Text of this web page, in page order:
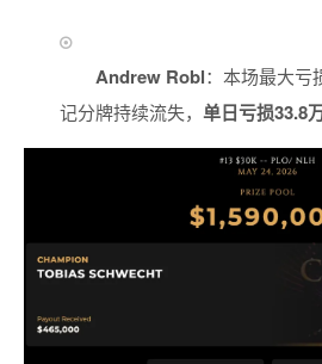
Andrew Robl：本场最大亏
记分牌持续流失， 单日亏损33.8